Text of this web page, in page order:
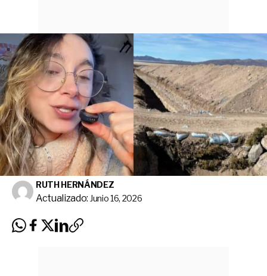
RUTH HERNÁNDEZ
Actualizado: Junio 16, 2026